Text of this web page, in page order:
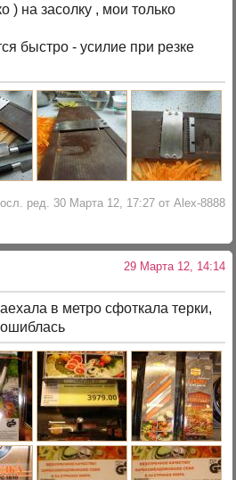
) на засолку , мои только
быстро - усилие при резке
ред. 30 Марта 12, 17:27 от Alex-8888
29 Марта 12, 14:14
в метро сфоткала терки,
ошиблась